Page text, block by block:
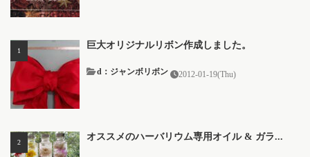
巨大オリジナルリボン作成しました。
2012-01-19(Thu)
d：ジャンボリボン
オススメのハーバリウム専用オイル & ガラ...